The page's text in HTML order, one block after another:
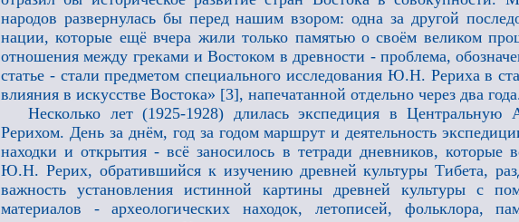
народов развернулась бы перед нашим взором: одна за другой
нации, которые ещё вчера жили только памятью о своём великом
отношения между греками и Востоком в древности - проблема,
статье - стали предметом специального исследования Ю.Н. Рериха в
влияния в искусстве Востока» [3], напечатанной отдельно через два
Несколько лет (1925-1928) длилась экспедиция в
Рерихом. День за днём, год за годом маршрут и деятельность
находки и открытия - всё заносилось в тетради дневников,
Ю.Н. Рерих, обратившийся к изучению древней культуры Тибета,
важность установления истинной картины древней культуры с
материалов - археологических находок, летописей, фольклора,